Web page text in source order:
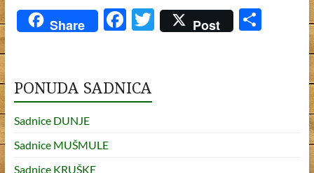
Share
F
b
o
T
Post
S
PONUDA SADNICA
Sadnice DUNJE
Sadnice MUŠMULE
Sadnice KRUŠKE